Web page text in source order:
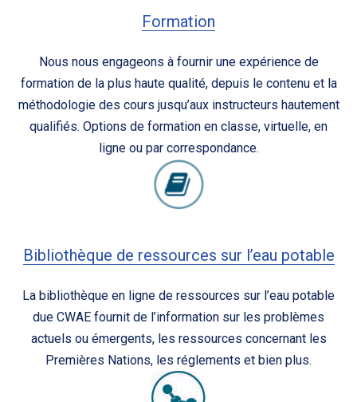
Formation
Nous nous engageons à fournir une expérience de
formation de la plus haute qualité, depuis le contenu et la
méthodologie des cours jusqu’aux instructeurs hautement
qualifiés. Options de formation en classe, virtuelle, en
ligne ou par correspondance.
Bibliothèque de ressources sur l’eau potable
La bibliothèque en ligne de ressources sur l’eau potable
due CWAE fournit de l’information sur les problèmes
actuels ou émergents, les ressources concernant les
Premières Nations, les réglements et bien plus.